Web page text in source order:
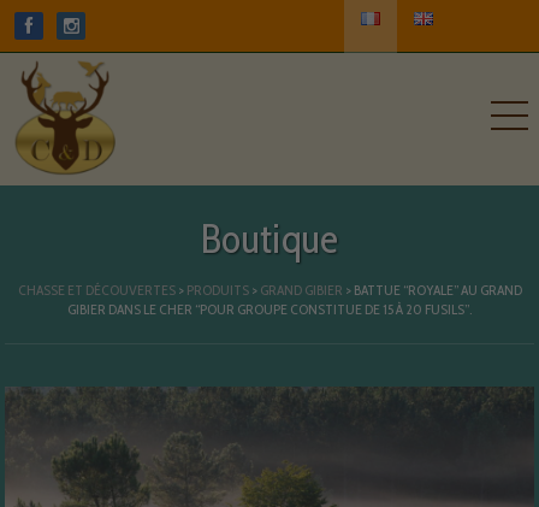
Boutique
CHASSE ET DÉCOUVERTES> PRODUITS> GRAND GIBIER > BATTUE “ROYALE” AU GRAND
GIBIER DANS LE CHER “POUR GROUPE CONSTITUE DE 15 À 20 FUSILS”.